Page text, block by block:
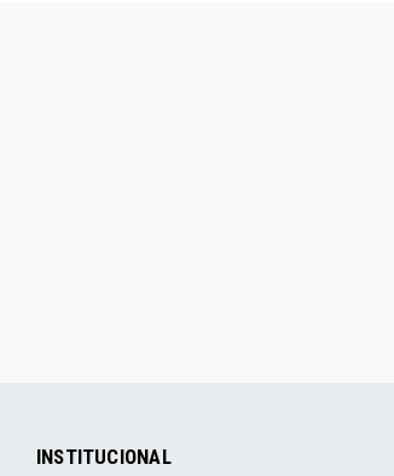
INSTITUCIONAL